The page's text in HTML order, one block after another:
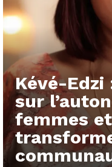
Kévé-Edzi
sur
femmes